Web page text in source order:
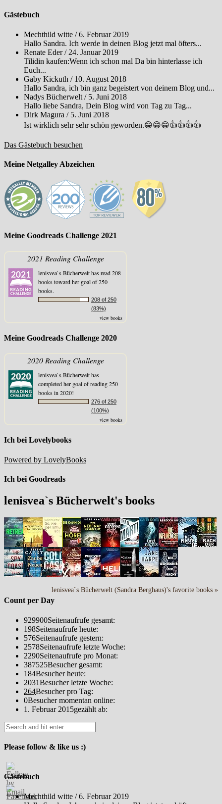
Gästebuch
Mechthild witte /6. Februar 2019
Hallo Sandra. Ich werde in deinen Blog jetzt mal öfters...
Renate Eder/ 24. Januar 2019
Tilidin kaufen:Wenn ich schon mal Da bin hinterlasse ich
Euch...
Gaby Kickuth / 10. August 2018
Hallo Sandra, ich bin ganz begeistert von deinem Blog und...
Nadys Bücherwelt / 5. Juni 2018
Hallo liebe Sandra, Dein Blog wird von Tag zu Tag...
Dirk Magura / 5. Juni 2018
Ist wirklich sehr sehr schön geworden.😁😁😁👍👍👍👍
Das Gästebuch besuchen
Meine Netgalley Abzeichen
Meine Goodreads Challenge 2021
2021 Reading Challenge
lenisvea`s Bücherwelthas read 208
books toward her goal of 250
books.
208 of 250
(83%)
view books
Meine Goodreads Challenge 2020
2020 Reading Challenge
lenisvea`s Bücherwelthas
completed her goal of reading 250
books in 2020!
276 of 250
(100%)
view books
Ich bei Lovelybooks
Powered by LovelyBooks
Ich bei Goodreads
lenisvea`s Bücherwelt's books
lenisvea`s Bücherwelt (Sandra Berghaus)'s favorite books »
Count per Day
929900Seitenaufrufe gesamt:
198Seitenaufrufe heute:
576Seitenaufrufe gestern:
2578Seitenaufrufe letzte Woche:
2290Seitenaufrufe pro Monat:
387525Besucher gesamt:
184Besucher heute:
2031Besucher letzte Woche:
264Besucher pro Tag:
0Besucher momentan online:
1. Februar 2015gezählt ab:
Please follow & like us :)
Gästebuch
Mechthild witte /6. Februar 2019